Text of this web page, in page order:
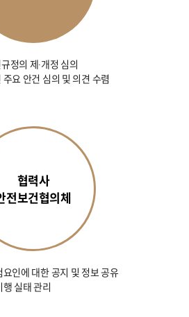
정의 제∙개정 심의
주요 안건 심의 및 의견 수렴
협력사
전보건협의체
인에 대한 공지 및 정보 공유
실태 관리